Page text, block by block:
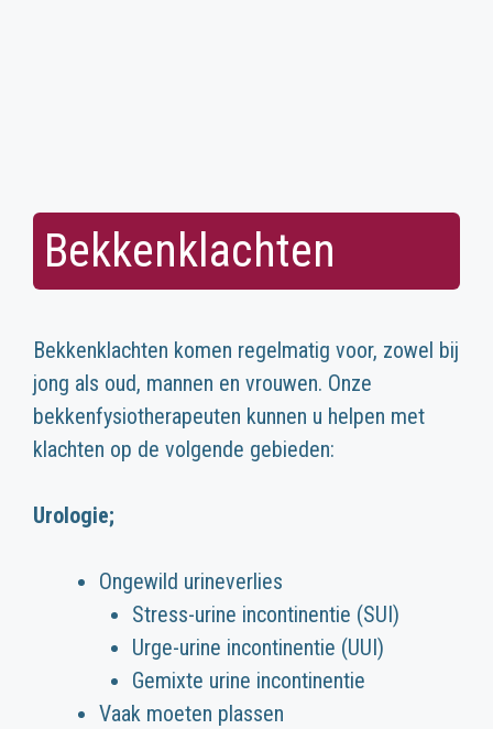
Bekkenklachten
Bekkenklachten komen regelmatig voor, zowel bij
jong als oud, mannen en vrouwen. Onze
bekkenfysiotherapeuten kunnen u helpen met
klachten op de volgende gebieden:
Urologie;
Ongewild urineverlies
Stress-urine incontinentie (SUI)
Urge-urine incontinentie (UUI)
Gemixte urine incontinentie
Vaak moeten plassen